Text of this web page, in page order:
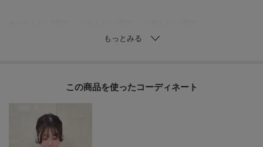
※中央にお札、手前に小銭を入れてご使用ください。
内袋やファスナーは黒で引き締まった印象に仕上げました。
ーーーーーーーーーーーーーーーーーーーーーーーーーーー
◆気になるアイテムは『お気に入り登録』がおすすめです◆
この商品を使った